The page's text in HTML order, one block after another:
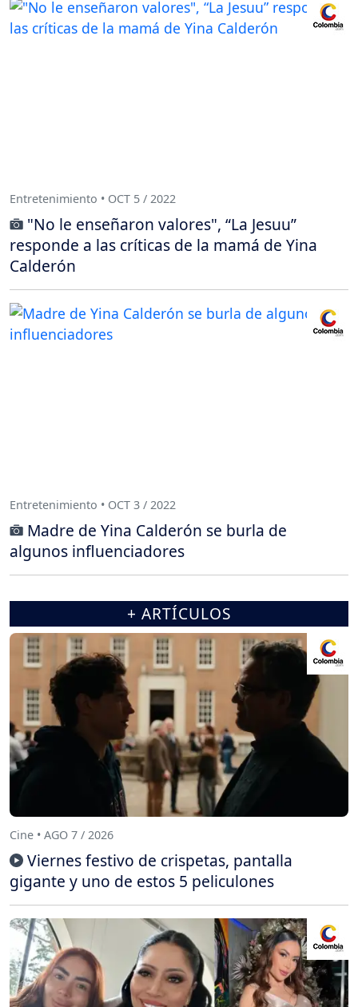
Entretenimiento • OCT 5 / 2022
"No le enseñaron valores", “La Jesuu”
responde a las críticas de la mamá de Yina
Calderón
Entretenimiento • OCT 3 / 2022
Madre de Yina Calderón se burla de
algunos influenciadores
+ ARTÍCULOS
Cine • AGO 7 / 2026
Viernes festivo de crispetas, pantalla
gigante y uno de estos 5 peliculones